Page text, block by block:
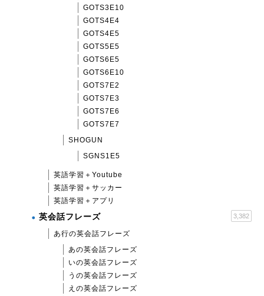
GOTS3E10
GOTS4E4
GOTS4E5
GOTS5E5
GOTS6E5
GOTS6E10
GOTS7E2
GOTS7E3
GOTS7E6
GOTS7E7
SHOGUN
SGNS1E5
英語学習＋Youtube
英語学習＋サッカー
英語学習＋アプリ
英会話フレーズ 3,382
あ行の英会話フレーズ
あの英会話フレーズ
いの英会話フレーズ
うの英会話フレーズ
えの英会話フレーズ